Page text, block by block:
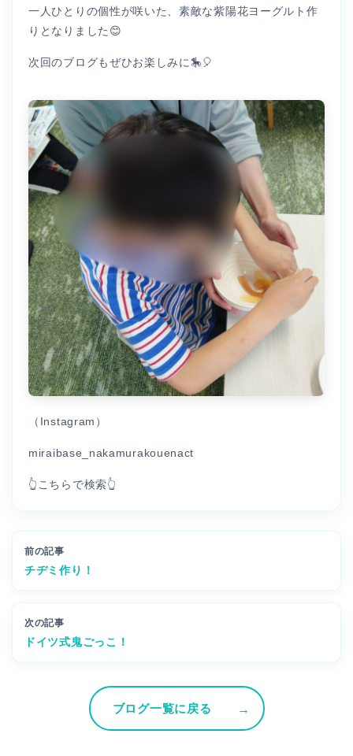
一人ひとりの個性が咲いた、素敵な紫陽花ヨーグルト作
りとなりました😊
次回のブログもぜひお楽しみに🎠🎈
（Instagram）
miraibase_nakamurakouenact
👆こちらで検索👆
前の記事
チヂミ作り！
次の記事
ドイツ式鬼ごっこ！
ブログ一覧に戻る